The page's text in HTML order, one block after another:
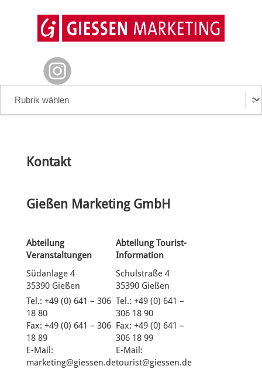
Kontakt
Gießen Marketing GmbH
Abteilung
Veranstaltungen
Abteilung Tourist-
Information
Südanlage 4
35390 Gießen
Schulstraße 4
35390 Gießen
Tel.: +49 (0) 641 – 306
18 80
Fax: +49 (0) 641 – 306
18 89
Tel.: +49 (0) 641 –
306 18 90
Fax: +49 (0) 641 –
306 18 99
E-Mail:
marketing@giessen.de
E-Mail:
tourist@giessen.de